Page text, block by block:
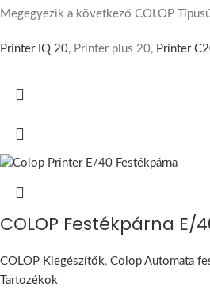
Megegyezik a következő COLOP
Printer IQ 20, Printer plus 20, Printer
COLOP Festékpárna E/
COLOP Kiegészítők, Colop Automata
Tartozékok